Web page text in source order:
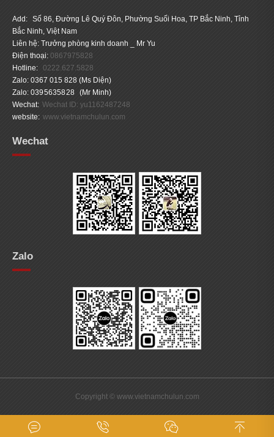
Add: Số 86, Đường Lê Quý Đôn, Phường Suối Hoa, TP Bắc Ninh, Tỉnh
Bắc Ninh, Việt Nam
Liên hệ: Trưởng phòng kinh doanh _ Mr Yu
Điện thoại: 0867975828
Hotline: 0222.627.5828
Zalo: 0367 015 828 (Ms Diện)
Zalo: 0395635828
(Mr Minh)
Wechat: Wechat ID: yu1162487248
website: www.vietnamchulun.com
Wechat
Zalo
Copyright © www.vietnamchulun.com
0367 015 828